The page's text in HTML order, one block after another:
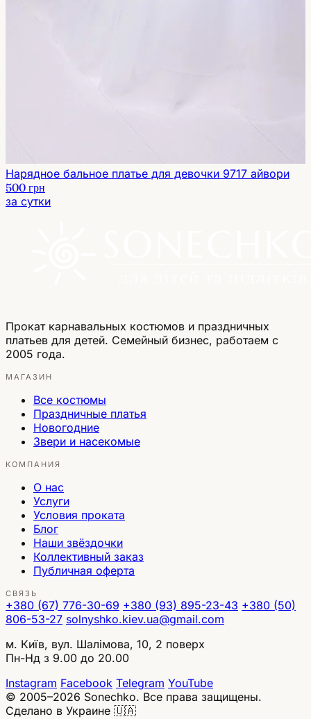
Нарядное бальное платье для девочки 9717 айвори
500 грн
за сутки
Прокат карнавальных костюмов и праздничных
платьев для детей. Семейный бизнес, работаем с
2005 года.
МАГАЗИН
Все костюмы
Праздничные платья
Новогодние
Звери и насекомые
КОМПАНИЯ
О нас
Услуги
Условия проката
Блог
Наши звёздочки
Коллективный заказ
Публичная оферта
СВЯЗЬ
+380 (67) 776-30-69 +380 (93) 895-23-43 +380 (50)
806-53-27 solnyshko.kiev.ua@gmail.com
м. Київ, вул. Шалімова, 10, 2 поверх
Пн-Нд з 9.00 до 20.00
Instagram Facebook Telegram YouTube
© 2005–2026 Sonechko. Все права защищены.
Сделано в Украине 🇺🇦